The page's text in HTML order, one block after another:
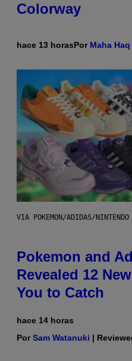
Colorway
hace 13 horasPor Maha Haq
VIA POKEMON/ADIDAS/NINTENDO
Pokemon and
Revealed 12
You to Catch
hace 14 horas
PorSam Watanuki |